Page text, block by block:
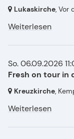
Lukaskirche , Vor
Weiterlesen
So. 06.09.2026
Fresh on tour in
Kreuzkirche ,
Weiterlesen